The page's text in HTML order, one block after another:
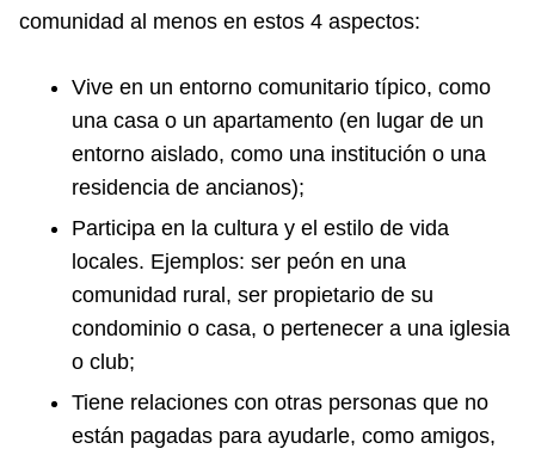
comunidad al menos en estos 4 aspectos:
Vive en un entorno comunitario típico, como
una casa o un apartamento (en lugar de un
entorno aislado, como una institución o una
residencia de ancianos);
Participa en la cultura y el estilo de vida
locales. Ejemplos: ser peón en una
comunidad rural, ser propietario de su
condominio o casa, o pertenecer a una iglesia
o club;
Tiene relaciones con otras personas que no
están pagadas para ayudarle, como amigos,